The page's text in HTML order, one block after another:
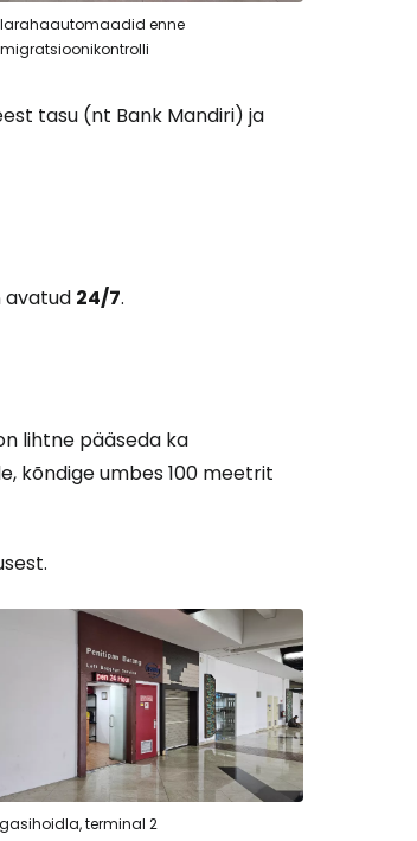
enne
tasu (nt Bank Mandiri) ja
avatud 24/7.
lihtne pääseda ka
kõndige umbes 100 meetrit
terminal 2